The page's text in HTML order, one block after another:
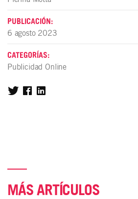
PUBLICACIÓN:
6 agosto 2023
CATEGORÍAS:
Publicidad Online
MÁS ARTÍCULOS